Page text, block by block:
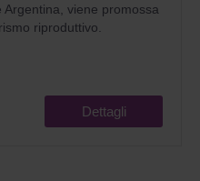
viene promossa
riproduttivo.
Dettagli